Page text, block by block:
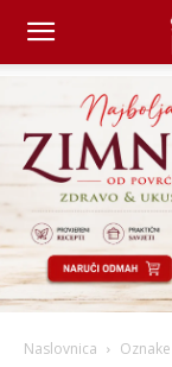
Naslovnica Oznake